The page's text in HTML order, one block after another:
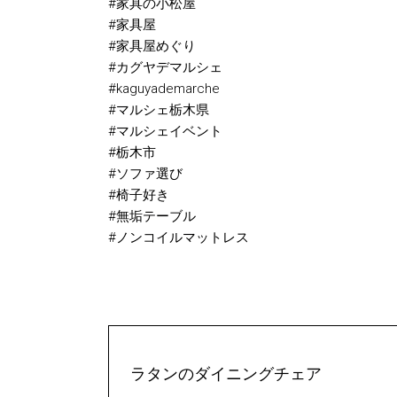
#家具の小松屋
#家具屋
#家具屋めぐり
#カグヤデマルシェ
#kaguyademarche
#マルシェ栃木県
#マルシェイベント
#栃木市
#ソファ選び
#椅子好き
#無垢テーブル
#ノンコイルマットレス
ラタンのダイニングチェア